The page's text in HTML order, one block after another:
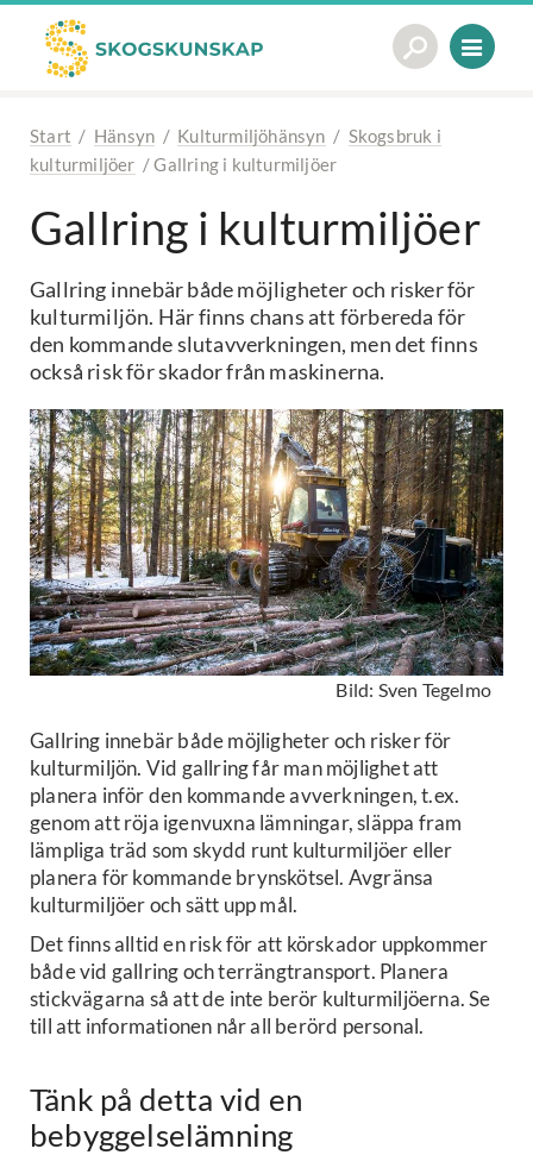
Start / Hänsyn / Kulturmiljöhänsyn / Skogsbruk i
kulturmiljöer /Gallring i kulturmiljöer
Gallring i kulturmiljöer
Gallring innebär både möjligheter och risker för
kulturmiljön. Här finns chans att förbereda för
den kommande slutavverkningen, men det finns
också risk för skador från maskinerna.
Bild: Sven Tegelmo
Gallring innebär både möjligheter och risker för
kulturmiljön. Vid gallring får man möjlighet att
planera inför den kommande avverkningen, t.ex.
genom att röja igenvuxna lämningar, släppa fram
lämpliga träd som skydd runt kulturmiljöer eller
planera för kommande brynskötsel. Avgränsa
kulturmiljöer och sätt upp mål.
Det finns alltid en risk för att körskador uppkommer
både vid gallring och terrängtransport. Planera
stickvägarna så att de inte berör kulturmiljöerna. Se
till att informationen når all berörd personal.
Tänk på detta vid en
bebyggelselämning